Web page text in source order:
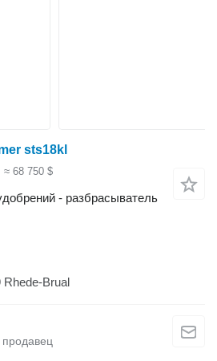
sts18kl
≈ 68 750 $
- разбрасыватель
Rhede-Brual